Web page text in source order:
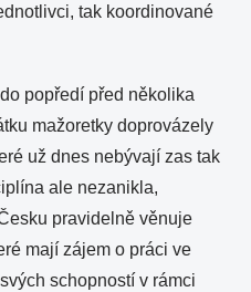
tak koordinované
popředí před několika
mažoretky doprovázely
už dnes nebývají zas tak
ale nezanikla,
pravidelně věnuje
mají zájem o práci ve
schopností v rámci